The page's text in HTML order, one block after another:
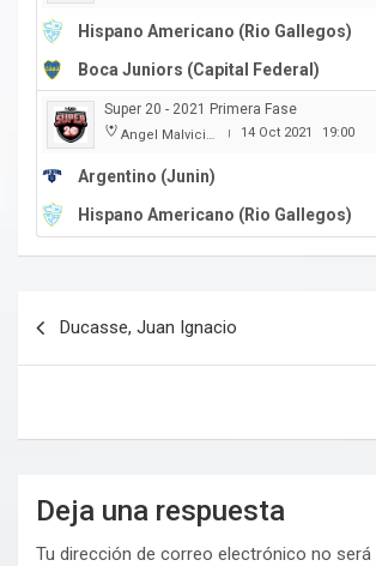
Hispano Americano (Rio Gallegos)
Boca Juniors (Capital Federal)
Super 20 - 2021 Primera Fase
Angel Malvicino | 14 Oct 2021 19:00
Argentino (Junin)
Hispano Americano (Rio Gallegos)
Ducasse, Juan Ignacio
Deja una respuesta
Tu dirección de correo electrónico no será